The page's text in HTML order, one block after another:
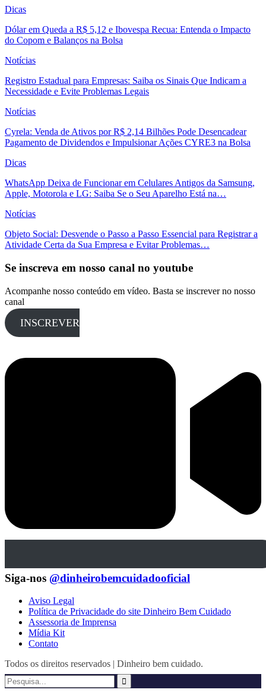
Dicas
Dólar em Queda a R$ 5,12 e Ibovespa Recua: Entenda o Impacto
do Copom e Balanços na Bolsa
Notícias
Registro Estadual para Empresas: Saiba os Sinais Que Indicam a
Necessidade e Evite Problemas Legais
Notícias
Cyrela: Venda de Ativos por R$ 2,14 Bilhões Pode Desencadear
Pagamento de Dividendos e Impulsionar Ações CYRE3 na Bolsa
Dicas
WhatsApp Deixa de Funcionar em Celulares Antigos da Samsung,
Apple, Motorola e LG: Saiba Se o Seu Aparelho Está na…
Notícias
Objeto Social: Desvende o Passo a Passo Essencial para Registrar a
Atividade Certa da Sua Empresa e Evitar Problemas…
Se inscreva em nosso canal no youtube
Acompanhe nosso conteúdo em vídeo. Basta se inscrever no nosso
canal
INSCREVER
Siga-nos @dinheirobemcuidadooficial
Aviso Legal
Política de Privacidade do site Dinheiro Bem Cuidado
Assessoria de Imprensa
Mídia Kit
Contato
Todos os direitos reservados | Dinheiro bem cuidado.